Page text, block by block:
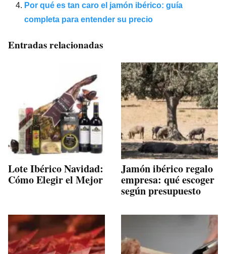
Por qué es tan caro el jamón ibérico: guía
completa para entender su precio
Entradas relacionadas
Lote Ibérico Navidad:
Cómo Elegir el Mejor
Jamón ibérico regalo
empresa: qué escoger
según presupuesto